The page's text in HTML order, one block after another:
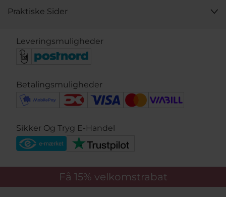
Praktiske Sider
Leveringsmuligheder
Betalingsmuligheder
Sikker Og Tryg E-Handel
Få 15% velkomstrabat